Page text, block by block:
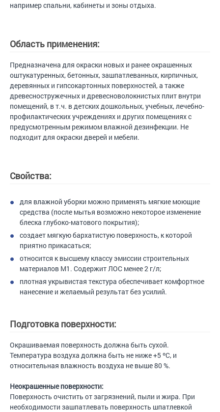
например спальни, кабинеты и зоны отдыха.
Область применения:
Предназначена для окраски новых и ранее окрашенных
оштукатуренных, бетонных, зашпатлеванных, кирпичных,
деревянных и гипсокартонных поверхностей, а также
древесностружечных и древесноволокнистых плит внутри
помещений, в т.ч. в детских дошкольных, учебных, лечебно-
профилактических учреждениях и других помещениях с
предусмотренным режимом влажной дезинфекции. Не
подходит для окраски дверей и мебели.
Свойства:
для влажной уборки можно применять мягкие моющие
средства (после мытья возможно некоторое изменение
блеска глубоко-матового покрытия);
создает мягкую бархатистую поверхность, к которой
приятно прикасаться;
относится к высшему классу эмиссии строительных
материалов М1. Содержит ЛОС менее 2 г/л;
плотная укрывистая текстура обеспечивает комфортное
нанесение и желаемый результат без усилий.
Подготовка поверхности:
Окрашиваемая поверхность должна быть сухой.
Температура воздуха должна быть не ниже +5 ºС, и
относительная влажность воздуха не выше 80 %.
Неокрашенные поверхности:
Поверхность очистить от загрязнений, пыли и жира. При
необходимости зашпатлевать поверхность шпатлевкой